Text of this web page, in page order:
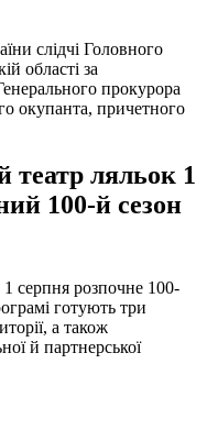
слідчі Головного
області за
прокурора
окупанта, причетного
театр ляльок 1
100-й сезон
серпня розпочне 100-
готують три
а також
й партнерської